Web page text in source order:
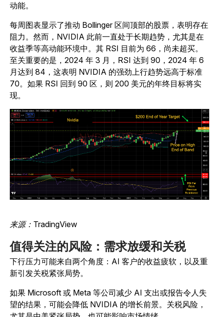
动能。
每周图表显示了推动 Bollinger 区间顶部的股票，表明存在
阻力。然而，NVIDIA 此前一直处于长期趋势，尤其是在
收益季等高动能环境中。其 RSI 目前为 66，尚未超买。
至关重要的是，2024 年 3 月，RSI 达到 90，2024 年 6
月达到 84，这表明 NVIDIA 的强劲上行趋势远高于标准
70。如果 RSI 回到 90 区，则 200 美元的年终目标将实
现。
来源：TradingView
值得关注的风险：需求放缓和关税
下行压力可能来自两个角度：AI 客户的收益疲软，以及重
新引发关税紧张局势。
如果 Microsoft 或 Meta 等公司减少 AI 支出或报告令人失
望的结果，可能会降低 NVIDIA 的增长前景。关税风险，